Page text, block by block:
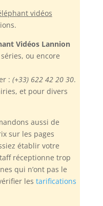
vidéos
Vidéos Lannion
ou encore
: (+33) 622 42 20 30.
et pour divers
aussi de
sur les pages
établir votre
réceptionne trop
qui n’ont pas le
les tarifications